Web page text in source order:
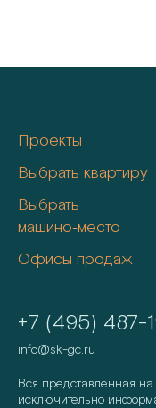
Проекты
Выбрать квартиру
Выбрать
машино‑место
Офисы продаж
+7 (495) 487-
info@sk-gc.ru
Вся представленная
исключительно